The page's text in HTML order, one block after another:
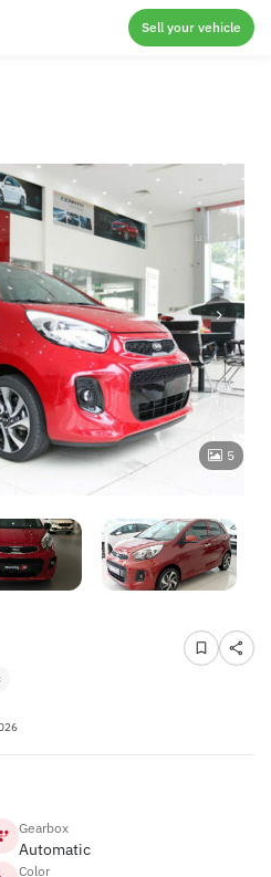
Sell your vehicle
5
Gearbox
Automatic
Color